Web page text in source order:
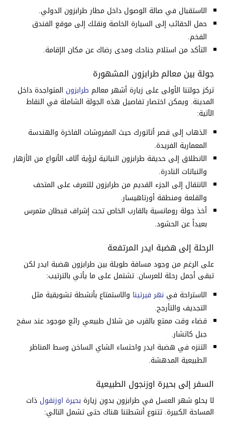
الاستقبال في صالة الوصول داخل مطار طرابزون الدولي.
حمل الحقائب إلى السيارة الخاصة ونقلك إلى موقع الفندق
الفخم.
التأكد من استلام جناحك ومدى رضاك عن مكان الإقامة.
جولة بين معالم طرابزون المشهورة
تركز جولتنا الأولى على زيارة أشهر معالم طرابزون المتواجدة داخل
المدينة. ويمكن اختصار تفاصيل هذه الجولة الشاملة في النقاط
الآتية:
الذهاب إلى قصر أتاتورك حيث المفروشات الفاخرة والهندسة
المعمارية الفريدة.
الانطلاق إلى حديقة طرابزون النباتية لرؤية آلاف الأنواع من الأزهار
والنباتات النادرة.
الانتقال إلى الجزء القديم من طرابزون للتعرف على المتحف
والقلعة ومنطقة أورتاهيسار.
أخذ جولة رومانسية بالقارب الخاص تحت إشراف قبطان متمرس
بعيداً عن الحشود.
الرحلة إلى هضبة ايدر المرتفعة
على الرغم من وجود مسافة طويلة بين طرابزون هضبة ايدر لكن
تبقى أجمل رحلة للعرسان. تشتمل على ما يأتي بالترتيب:
الاستراحة في نهر فيرتينا والاستمتاع بأنشطة تشويقية مثل
التجديف والتأرجح.
قضاء وقت ممتع بالقرب من شلال طبيعي رائع موجود عند سفح
جبل كاتشار.
التنزه في هضبة ايدر واحتساء الشاي الساخن وسط المناظر
الطبيعية المدهشة.
السفر إلى بحيرة اوزنجول الطبيعية
لا يحلو شهر العسل في طرابزون بدون زيارة بحيرة اوزنقول ذات
المساحة الكبيرة. تتنوع أنشطتنا هناك حتى تشمل التالي: